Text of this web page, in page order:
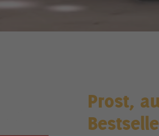
Prost,